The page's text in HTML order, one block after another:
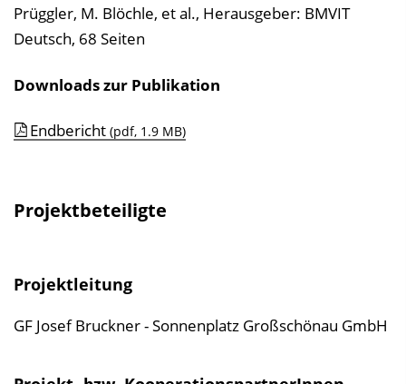
Prüggler, M. Blöchle, et al., Herausgeber: BMVIT
Deutsch, 68 Seiten
Downloads zur Publikation
Endbericht (pdf, 1.9 MB)
Projektbeteiligte
Projektleitung
GF Josef Bruckner - Sonnenplatz Großschönau GmbH